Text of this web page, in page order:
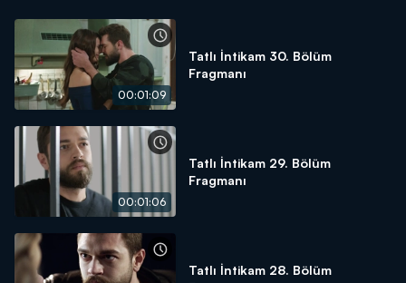
00:01:09
Tatlı İntikam 30. Bölüm
Fragmanı
00:01:06
Tatlı İntikam 29. Bölüm
Fragmanı
Tatlı İntikam 28. Bölüm